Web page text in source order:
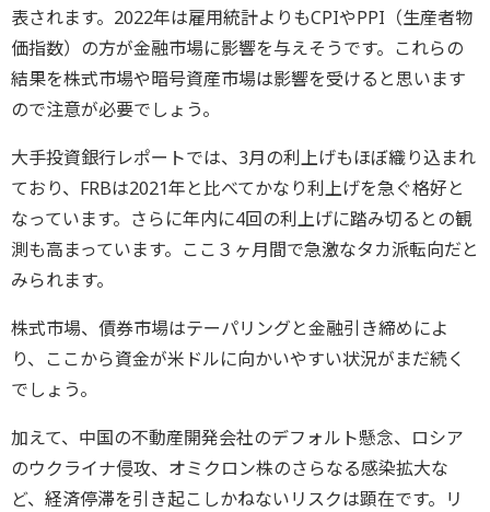
表されます。2022年は雇用統計よりもCPIやPPI（生産者物
価指数）の方が金融市場に影響を与えそうです。これらの
結果を株式市場や暗号資産市場は影響を受けると思います
ので注意が必要でしょう。
大手投資銀行レポートでは、3月の利上げもほぼ織り込まれ
ており、FRBは2021年と比べてかなり利上げを急ぐ格好と
なっています。さらに年内に4回の利上げに踏み切るとの観
測も高まっています。ここ３ヶ月間で急激なタカ派転向だと
みられます。
株式市場、債券市場はテーパリングと金融引き締めによ
り、ここから資金が米ドルに向かいやすい状況がまだ続く
でしょう。
加えて、中国の不動産開発会社のデフォルト懸念、ロシア
のウクライナ侵攻、オミクロン株のさらなる感染拡大な
ど、経済停滞を引き起こしかねないリスクは顕在です。リ